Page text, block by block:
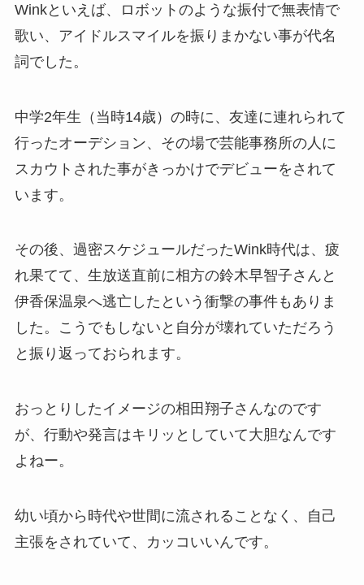
Winkといえば、ロボットのような振付で無表情で
歌い、アイドルスマイルを振りまかない事が代名
詞でした。
中学2年生（当時14歳）の時に、友達に連れられて
行ったオーデション、その場で芸能事務所の人に
スカウトされた事がきっかけでデビューをされて
います。
その後、過密スケジュールだったWink時代は、疲
れ果てて、生放送直前に相方の鈴木早智子さんと
伊香保温泉へ逃亡したという衝撃の事件もありま
した。こうでもしないと自分が壊れていただろう
と振り返っておられます。
おっとりしたイメージの相田翔子さんなのです
が、行動や発言はキリッとしていて大胆なんです
よねー。
幼い頃から時代や世間に流されることなく、自己
主張をされていて、カッコいいんです。